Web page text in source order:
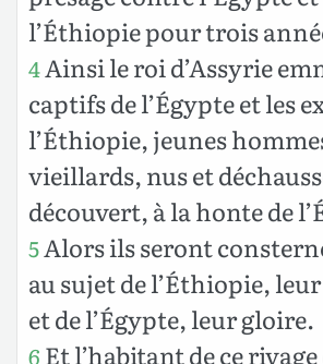
l’Éthiopie pour trois
4Ainsi le roi d’Assyrie
captifs de l’Égypte et les
l’Éthiopie, jeunes
vieillards, nus et
découvert, à la honte de
5Alors ils seront
au sujet de l’Éthiopie,
et de l’Égypte, leur gloire.
6 Et l’habitant de ce